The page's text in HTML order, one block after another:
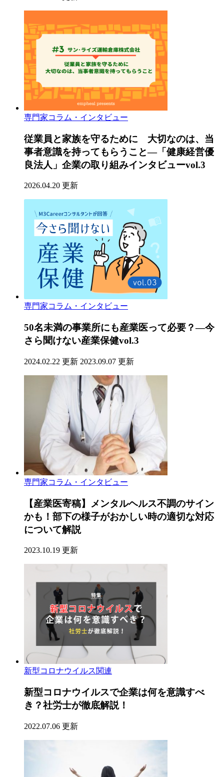
専門家コラム・インタビュー
従業員と家族を守るために 大切なのは、当
事者意識を持ってもらうこと―「健康経営優
良法人」企業の取り組みインタビューvol.3
2026.04.20 更新
専門家コラム・インタビュー
50名未満の事業所にも産業医って必要？―今
さら聞けない産業保健vol.3
2024.02.22 更新 2023.09.07 更新
専門家コラム・インタビュー
【産業医寄稿】メンタルヘルス不調のサイン
かも！部下の様子がおかしい時の適切な対応
について解説
2023.10.19 更新
新型コロナウイルス関連
新型コロナウイルスで企業は何を意識すべ
き？社労士が徹底解説！
2022.07.06 更新